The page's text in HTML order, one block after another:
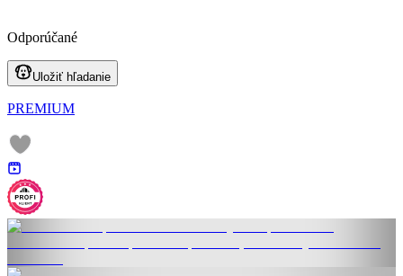
Odporúčané
Uložiť hľadanie
PREMIUM